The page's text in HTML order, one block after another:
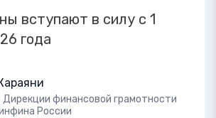
вступают в силу с 1
года
Дирекции финансовой грамотности
России